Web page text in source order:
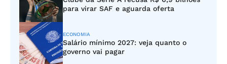
para virar SAF e aguarda oferta
ECONOMIA
Salário mínimo 2027: veja quanto o
governo vai pagar